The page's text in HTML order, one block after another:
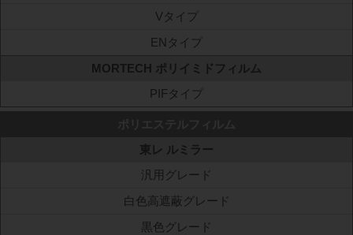
Vタイプ
ENタイプ
MORTECH ポリイミドフィルム
PIFタイプ
東レ ルミラー
汎用グレード
白色高遮蔽グレード
黒色グレード